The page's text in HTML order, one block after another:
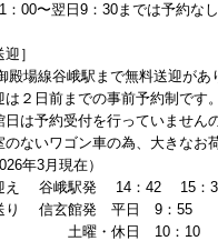
00〜翌日9：30までは予約なし
迎］
殿場線谷峨駅まで無料送迎があ
は２日前までの事前予約制です。
日は予約受付を行っていません
のないワゴン車の為、大きなお
年3月現在）
え 谷峨駅発 14：42 15：
り 信玄館発 平日 9：55
曜・休日 10：10